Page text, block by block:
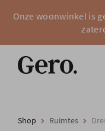
Onze woonwinkel is
Shop Ruimtes